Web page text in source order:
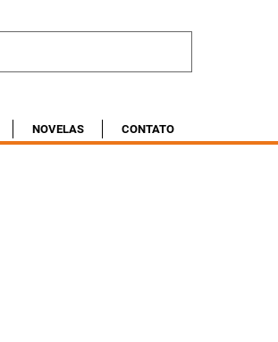
NOVELAS CONTATO